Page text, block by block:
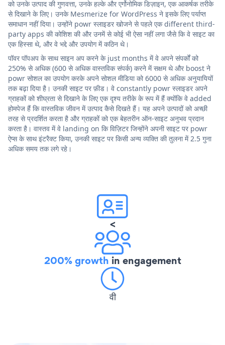
को उनके उत्पाद की गुणवत्ता, उनके हल्के और एर्गोनोमिक डिज़ाइन, एक आकर्षक तरीके
से दिखाने के लिए। उनके Mesmerize for WordPress ने इसके लिए पर्याप्त
समाधान नहीं दिया। उन्होंने powr स्लाइडर खोजने से पहले एक different third-
party apps की कोशिश की और उनमें से कोई भी ऐसा नहीं लगा जैसे कि वे साइट का
एक हिस्सा थे, और वे भद्दे और उपयोग में कठिन थे।
पॉवर पॉपअप के साथ साइन अप करने के just months में वे अपने संपर्कों को
250% से अधिक (600 से अधिक वास्तविक संपर्क) करने में सक्षम थे और boost ने
powr सोशल का उपयोग करके अपने सोशल मीडिया को 6000 से अधिक अनुयायियों
तक बढ़ा दिया है। उनकी साइट पर फ़ीड। वे constantly powr स्लाइडर अपने
ग्राहकों को शीघ्रता से दिखाने के लिए एक दृश्य तरीके के रूप में हैं क्योंकि वे added
होमपेज हैं कि वास्तविक जीवन में उत्पाद कैसे दिखते हैं। यह अपने उत्पादों को अच्छी
तरह से प्रदर्शित करता है और ग्राहकों को एक बेहतरीन ऑन-साइट अनुभव प्रदान
करता है। वास्तव में वे landing on कि विज़िटर जिन्होंने अपनी साइट पर powr
ऐप्स के साथ इंटरैक्ट किया, उनकी साइट पर किसी अन्य व्यक्ति की तुलना में 2.5 गुना
अधिक समय तक लगे रहे।
<
200% growth in engagement
वी